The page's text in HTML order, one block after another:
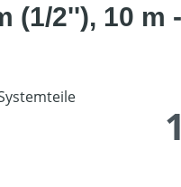
(1/2''), 10 m